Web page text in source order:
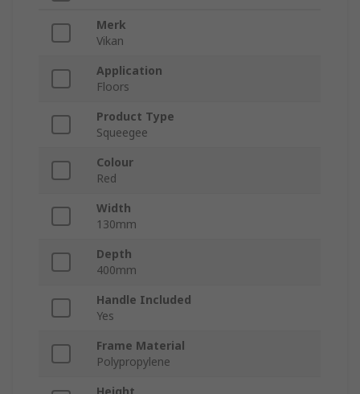
Merk
Vikan
Application
Floors
Product Type
Squeegee
Colour
Red
Width
130mm
Depth
400mm
Handle Included
Yes
Frame Material
Polypropylene